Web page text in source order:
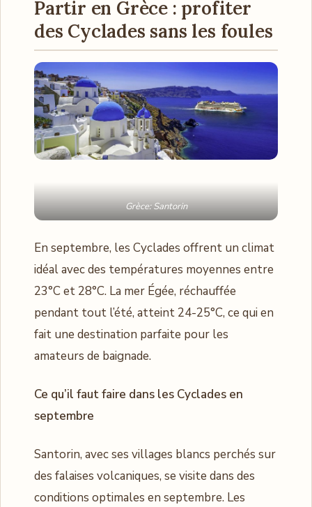
Partir en Grèce : profiter
des Cyclades sans les foules
Grèce: Santorin
En septembre, les Cyclades offrent un climat
idéal avec des températures moyennes entre
23°C et 28°C. La mer Égée, réchauffée
pendant tout l’été, atteint 24-25°C, ce qui en
fait une destination parfaite pour les
amateurs de baignade.
Ce qu’il faut faire dans les Cyclades en
septembre
Santorin, avec ses villages blancs perchés sur
des falaises volcaniques, se visite dans des
conditions optimales en septembre. Les